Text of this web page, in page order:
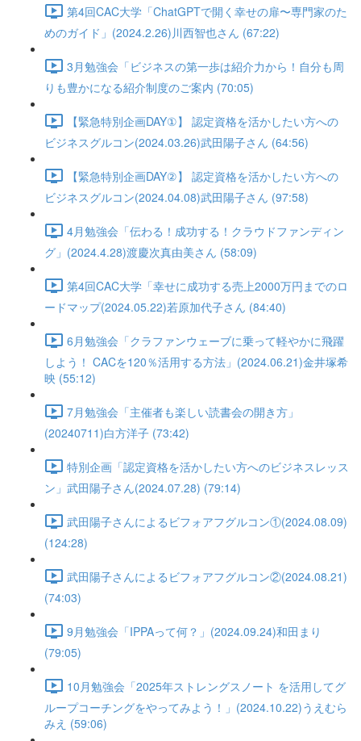
第4回CAC大学「ChatGPTで開く幸せの扉〜専門家のた
めのガイド」(2024.2.26)川西智也さん (67:22)
3月勉強会「ビジネスの第一歩は紹介力から！自分も周
りも豊かになる紹介制度のご案内 (70:05)
【緊急特別企画DAY①】 認定資格を活かしたい方への
ビジネスグルコン(2024.03.26)武田陽子さん (64:56)
【緊急特別企画DAY②】 認定資格を活かしたい方への
ビジネスグルコン(2024.04.08)武田陽子さん (97:58)
4月勉強会「伝わる！成功する！クラウドファンディン
グ」(2024.4.28)渡慶次真由美さん (58:09)
第4回CAC大学「幸せに成功する売上2000万円までのロ
ードマップ(2024.05.22)若原加代子さん (84:40)
6月勉強会「クラファンウェーブに乗って軽やかに飛躍
しよう！ CACを120％活用する方法」(2024.06.21)金井塚希
映 (55:12)
7月勉強会「主催者も楽しい読書会の開き方」
(20240711)白方洋子 (73:42)
特別企画「認定資格を活かしたい方へのビジネスレッス
ン」武田陽子さん(2024.07.28) (79:14)
武田陽子さんによるビフォアフグルコン①(2024.08.09)
(124:28)
武田陽子さんによるビフォアフグルコン②(2024.08.21)
(74:03)
9月勉強会「IPPAって何？」(2024.09.24)和田まり
(79:05)
10月勉強会「2025年ストレングスノート を活用してグ
ループコーチングをやってみよう！」(2024.10.22)うえむら
みえ (59:06)